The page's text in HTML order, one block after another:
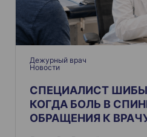
Дежурный врач
Новости
СПЕЦИАЛИСТ ШИБЫ
КОГДА БОЛЬ В
ОБРАЩЕНИЯ К